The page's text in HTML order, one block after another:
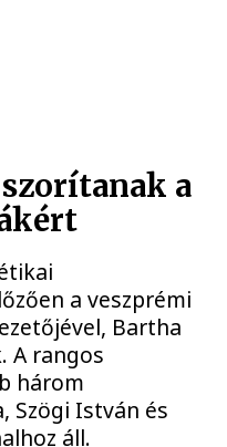
a
a veszprémi
Bartha
A rangos
három
Szögi István és
áll.